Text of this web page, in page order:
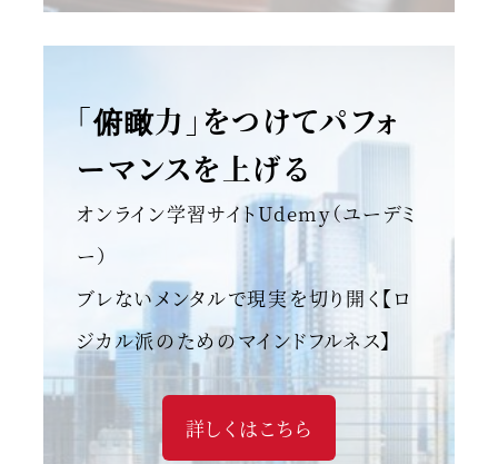
「俯瞰力」をつけてパフォ
ーマンスを上げる
オンライン学習サイトUdemy（ユーデミ
ー）
ブレないメンタルで現実を切り開く【ロ
ジカル派のためのマインドフルネス】
詳しくはこちら